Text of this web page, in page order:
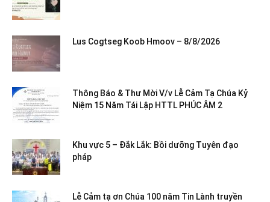
Lus Cogtseg Koob Hmoov – 8/8/2026
Thông Báo & Thư Mời V/v Lễ Cảm Tạ Chúa Kỷ
Niệm 15 Năm Tái Lập HTTL PHÚC ÂM 2
Khu vực 5 – Đắk Lắk: Bồi dưỡng Tuyên đạo
pháp
Lễ Cảm tạ ơn Chúa 100 năm Tin Lành truyền